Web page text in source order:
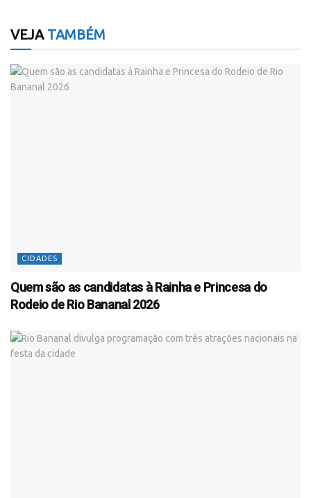
VEJATAMBÉM
CIDADES
Quem são as candidatas à Rainha e Princesa do
Rodeio de Rio Bananal 2026